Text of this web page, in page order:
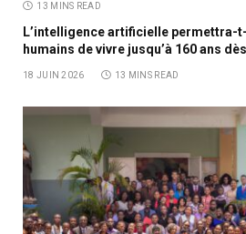
13 MINS READ
L’intelligence artificielle permettra-
humains de vivre jusqu’à 160 ans
18 JUIN 2026 13 MINS READ